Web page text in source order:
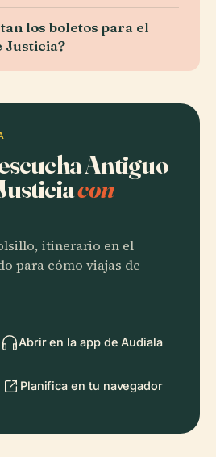
los boletos para el
Justicia?
Antiguo
con
itinerario en el
para cómo viajas de
Abrir en la app de Audiala
Planifica en tu navegador